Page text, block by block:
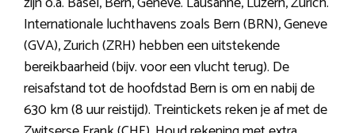
Internationale luchthavens zoals Bern (BRN), Geneve
(GVA), Zurich (ZRH) hebben een uitstekende
bereikbaarheid (bijv. voor een vlucht terug). De
reisafstand tot de hoofdstad Bern is om en nabij de
630 km (8 uur reistijd). Treintickets reken je af met de